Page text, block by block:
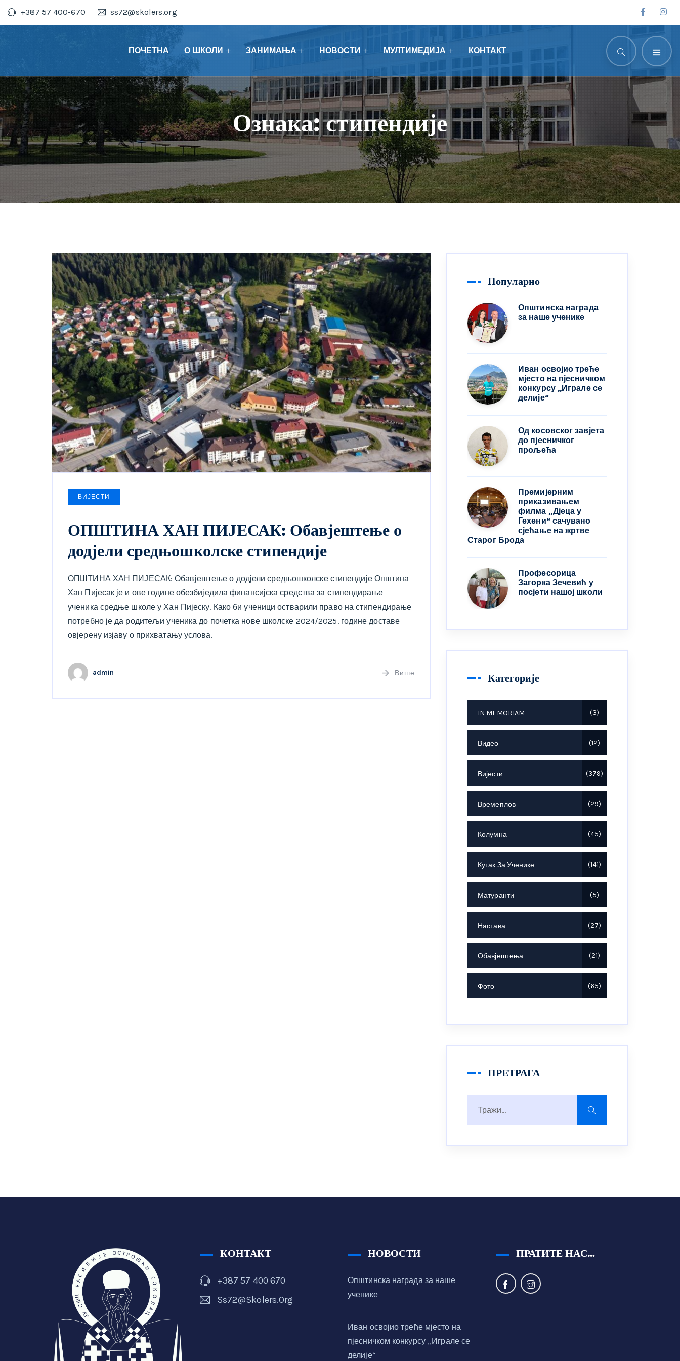
+387 57 400-670 ss72@skolers.org
ПОЧЕТНА О ШКОЛИ ЗАНИМАЊА НОВОСТИ МУЛТИМЕДИЈА КОНТАКТ
Ознака:стипендије
ВИЈЕСТИ
ОПШТИНА ХАН ПИЈЕСАК: Обавјештење о
додјели средњошколске стипендије
ОПШТИНА ХАН ПИЈЕСАК: Обавјештење о додјели средњошколске стипендије Општина
Хан Пијесак је и ове године обезбиједила финансијска средства за стипендирање
ученика средње школе у Хан Пијеску. Како би ученици остварили право на стипендирање
потребно је да родитељи ученика до почетка нове школске 2024/2025. године доставе
овјерену изјаву о прихватању услова.
admin Више
Популарно
Општинска награда
за наше ученике
Иван освојио треће
мјесто на пјесничком
конкурсу ,,Играле се
делије“
Од косовског завјета
до пјесничког
прољећа
Премијерним
приказивањем
филма „Дјеца у
Гехени“ сачувано
сјећање на жртве
Старог Брода
Професорица
Загорка Зечевић у
посјети нашој школи
Категорије
IN MEMORIAM 3
Видео 12
Вијести 379
Времеплов 29
Колумна 45
Кутак За Ученике 141
Матуранти 5
Настава 27
Обавјештења 21
Фото 65
ПРЕТРАГА
КОНТАКТ
+387 57 400 670
Ss72@skolers.org
НОВОСТИ
Општинска награда за наше
ученике
Иван освојио треће мјесто на
пјесничком конкурсу ,,Играле се
делије“
ПРАТИТЕ НАС…